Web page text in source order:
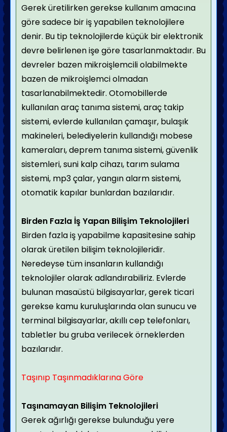
Gerek üretilirken gerekse kullanım amacına
göre sadece bir iş yapabilen teknolojilere
denir. Bu tip teknolojilerde küçük bir elektronik
devre belirlenen işe göre tasarlanmaktadır. Bu
devreler bazen mikroişlemcili olabilmekte
bazen de mikroişlemci olmadan
tasarlanabilmektedir. Otomobillerde
kullanılan araç tanıma sistemi, araç takip
sistemi, evlerde kullanılan çamaşır, bulaşık
makineleri, belediyelerin kullandığı mobese
kameraları, deprem tanıma sistemi, güvenlik
sistemleri, suni kalp cihazı, tarım sulama
sistemi, mp3 çalar, yangın alarm sistemi,
otomatik kapılar bunlardan bazılarıdır.
Birden Fazla İş Yapan Bilişim Teknolojileri
Birden fazla iş yapabilme kapasitesine sahip
olarak üretilen bilişim teknolojileridir.
Neredeyse tüm insanların kullandığı
teknolojiler olarak adlandırabiliriz. Evlerde
bulunan masaüstü bilgisayarlar, gerek ticari
gerekse kamu kuruluşlarında olan sunucu ve
terminal bilgisayarlar, akıllı cep telefonları,
tabletler bu gruba verilecek örneklerden
bazılarıdır.
Taşınıp Taşınmadıklarına Göre
Taşınamayan Bilişim Teknolojileri
Gerek ağırlığı gerekse bulunduğu yere